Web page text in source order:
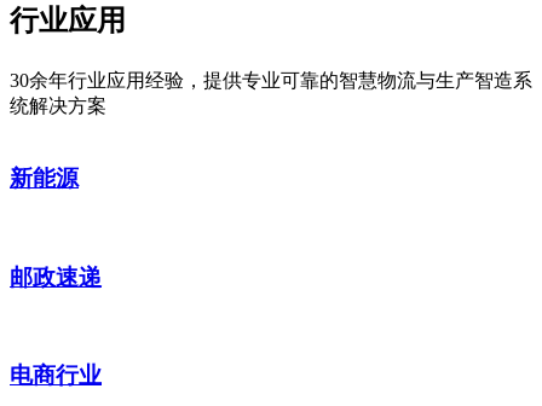
行业应用
30余年行业应用经验，提供专业可靠的智慧物流与生产智造系
统解决方案
新能源
邮政速递
电商行业